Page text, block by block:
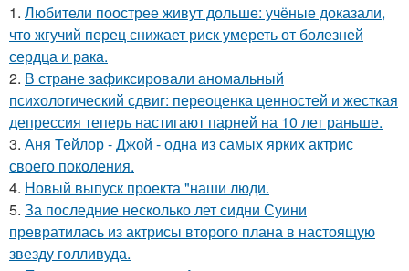
1. Любители поострее живут дольше: учёные доказали,
что жгучий перец снижает риск умереть от болезней
сердца и рака.
2. В стране зафиксировали аномальный
психологический сдвиг: переоценка ценностей и жесткая
депрессия теперь настигают парней на 10 лет раньше.
3. Аня Тейлор - Джой - одна из самых ярких актрис
своего поколения.
4. Новый выпуск проекта "наши люди.
5. За последние несколько лет сидни Суини
превратилась из актрисы второго плана в настоящую
звезду голливуда.